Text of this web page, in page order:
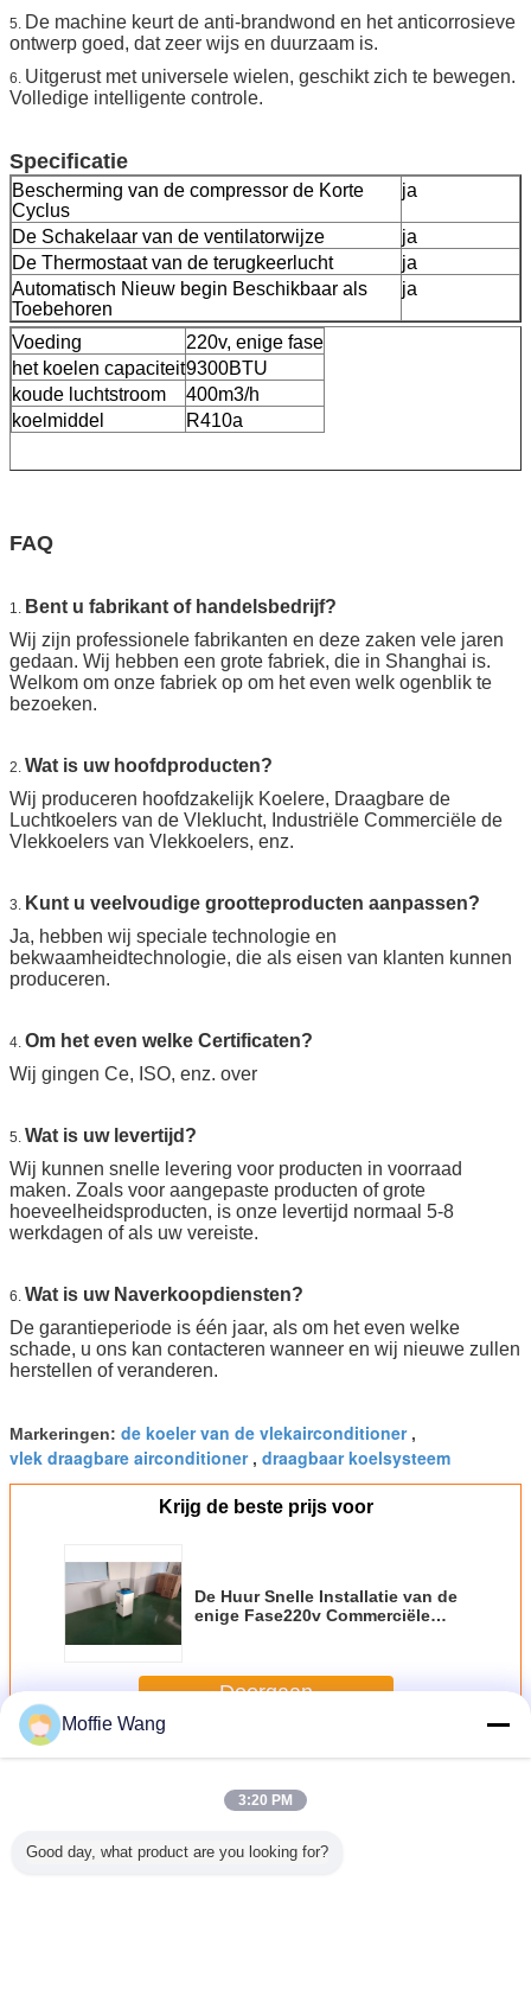
5. De machine keurt de anti-brandwond en het anticorrosieve
ontwerp goed, dat zeer wijs en duurzaam is.
6. Uitgerust met universele wielen, geschikt zich te bewegen.
Volledige intelligente controle.
Specificatie
Bescherming van de compressor de Korte
Cyclus
ja
De Schakelaar van de ventilatorwijze
ja
De Thermostaat van de terugkeerlucht
ja
Automatisch Nieuw begin Beschikbaar als
Toebehoren
ja
Voeding
220v, enige fase
het koelen capaciteit9300BTU
koude luchtstroom
400m3/h
koelmiddel
R410a
FAQ
1. Bent u fabrikant of handelsbedrijf?
Wij zijn professionele fabrikanten en deze zaken vele jaren
gedaan. Wij hebben een grote fabriek, die in Shanghai is.
Welkom om onze fabriek op om het even welk ogenblik te
bezoeken.
2. Wat is uw hoofdproducten?
Wij produceren hoofdzakelijk Koelere, Draagbare de
Luchtkoelers van de Vleklucht, Industriële Commerciële de
Vlekkoelers van Vlekkoelers, enz.
3. Kunt u veelvoudige grootteproducten aanpassen?
Ja, hebben wij speciale technologie en
bekwaamheidtechnologie, die als eisen van klanten kunnen
produceren.
4. Om het even welke Certificaten?
Wij gingen Ce, ISO, enz. over
5. Wat is uw levertijd?
Wij kunnen snelle levering voor producten in voorraad
maken. Zoals voor aangepaste producten of grote
hoeveelheidsproducten, is onze levertijd normaal 5-8
werkdagen of als uw vereiste.
6. Wat is uw Naverkoopdiensten?
De garantieperiode is één jaar, als om het even welke
schade, u ons kan contacteren wanneer en wij nieuwe zullen
herstellen of veranderen.
Markeringen: de koeler van de vlekairconditioner,
vlek draagbare airconditioner, draagbaar koelsysteem
Krijg de beste prijs voor
De Huur Snelle Installatie van de
enige Fase220v Commerciële
Doorgaan
MeerDe Koeler van de vleklucht
Moffie Wang
3:20 PM
Good day, what product are you looking for?